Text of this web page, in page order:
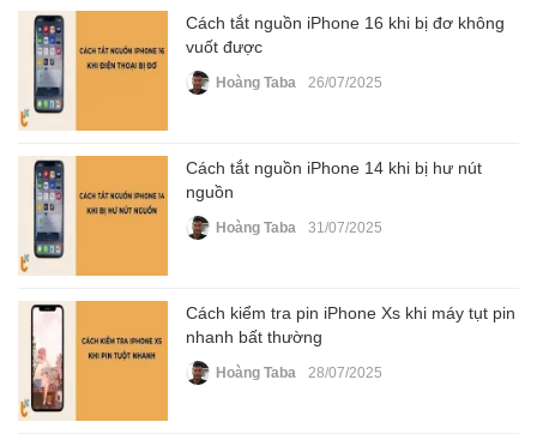
Cách tắt nguồn iPhone 16 khi bị đơ không
vuốt được
Hoàng Taba 26/07/2025
Cách tắt nguồn iPhone 14 khi bị hư nút
nguồn
Hoàng Taba 31/07/2025
Cách kiểm tra pin iPhone Xs khi máy tụt pin
nhanh bất thường
Hoàng Taba 28/07/2025